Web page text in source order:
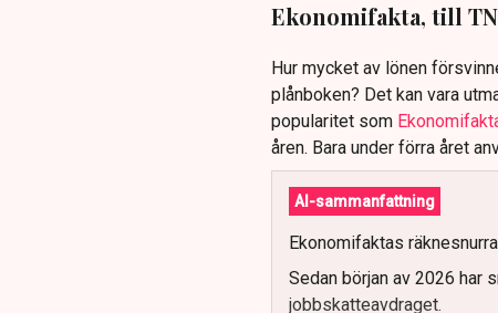
Ekonomifakta, till
Hur mycket av lönen
plånboken? Det kan vara
popularitet som
åren. Bara under förra året
AI-sammanfattning
Ekonomifaktas
Sedan början av 2026 har
jobbskatteavdraget.